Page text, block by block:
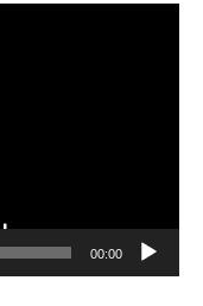
00:00